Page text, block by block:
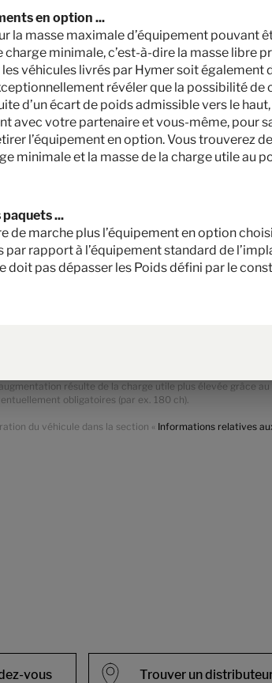
Sélectionner ce modèle
prix dans d'autres pays peuvent différer en raison
en vigueur dans votre pays.
la procédure de réception par type. En raison des
masse en ordre de marche sont autorisés par la loi et
les équipements en option, il s’agit d’une valeur
de l’équipement en option a pour but de
par Hymer, est aussi réellement disponible pour la
révéler que, malgré la limitation de l’équipement
procéderons alors, avant la livraison du véhicule, à un
en option. La masse en charge maximale
utile. Le poids supplémentaire mentionné pour les
sélectionnée ne doit pas dépasser la masse fixée
laquelle Hymer détermine le poids maximal disponible
résulte de la charge utile plus élevée grâce
obligatoires (par ex. 180 ch).
du véhicule dans la section « Informations relatives
Trouver un
vous
en option ...
la masse maximale d’équipement pouvant
minimale, c’est-à-dire la masse libre
véhicules livrés par Hymer soit également
révéler que la possibilité
d’un écart de poids admissible vers le
avec votre partenaire et vous-même, pour
l’équipement en option. Vous trouverez
minimale et la masse de la charge utile au
...
de marche plus l’équipement en option
rapport à l’équipement standard de
doit pas dépasser les Poids défini par le